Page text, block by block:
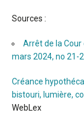
Sources :
Arrêt de la
mars 2024, no 21-
Créance
bistouri, lumière,
WebLex